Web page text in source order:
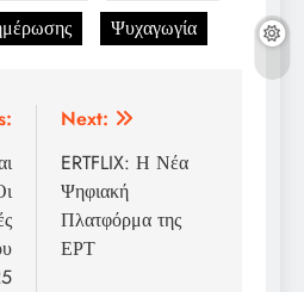
Ψυχαγωγία
Next:
ERTFLIX: Η Νέα
Ψηφιακή
Πλατφόρμα της
ΕΡΤ